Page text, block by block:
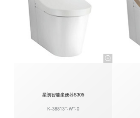
星朗智能坐便器S305
K-38813T-WT-0